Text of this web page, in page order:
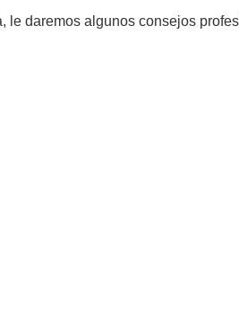
le daremos algunos consejos